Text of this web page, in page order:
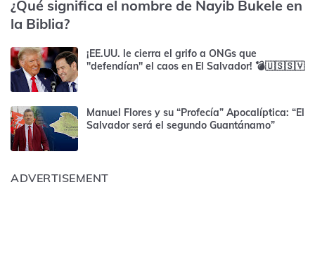
¿Qué significa el nombre de Nayib Bukele en
la Biblia?
¡EE.UU. le cierra el grifo a ONGs que
"defendían" el caos en El Salvador! 💣🇺🇸🇸🇻
Manuel Flores y su “Profecía” Apocalíptica: “El
Salvador será el segundo Guantánamo”
ADVERTISEMENT